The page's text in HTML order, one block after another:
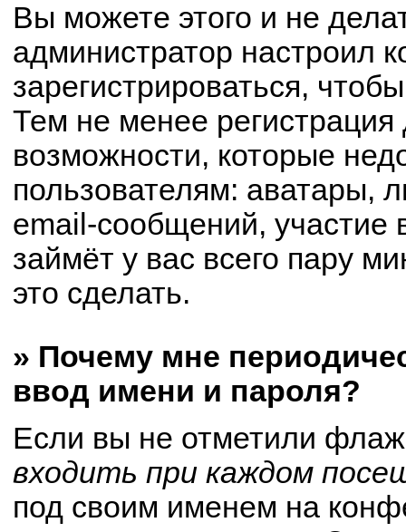
Вы можете этого и не
администратор настроил
зарегистрироваться,
Тем не менее
возможности, которые
пользователям: аватары,
email-сообщений, участие
займёт у вас всего пару
это сделать.
» Почему мне
ввод имени и пароля?
Если вы не отметили
входить при каждом
под своим именем на